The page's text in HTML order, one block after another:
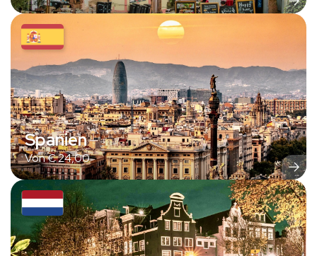
Spanien
Von€24,00